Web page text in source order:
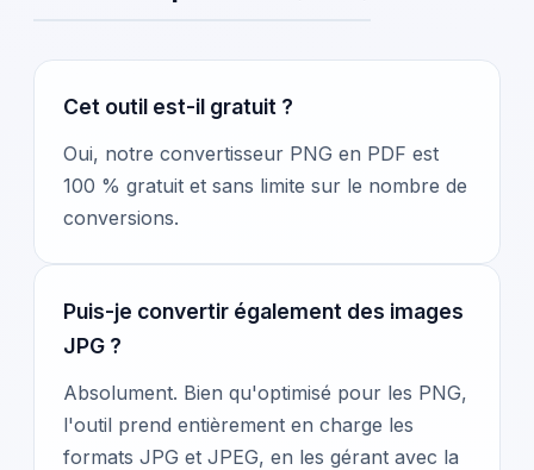
Cet outil est-il gratuit ?
Oui, notre convertisseur PNG en PDF est
100 % gratuit et sans limite sur le nombre de
conversions.
Puis-je convertir également des images
JPG ?
Absolument. Bien qu'optimisé pour les PNG,
l'outil prend entièrement en charge les
formats JPG et JPEG, en les gérant avec la